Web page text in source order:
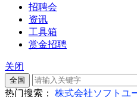
招聘会
资讯
工具箱
赏金招聘
关闭
热门搜索： 株式会社ソフトユ